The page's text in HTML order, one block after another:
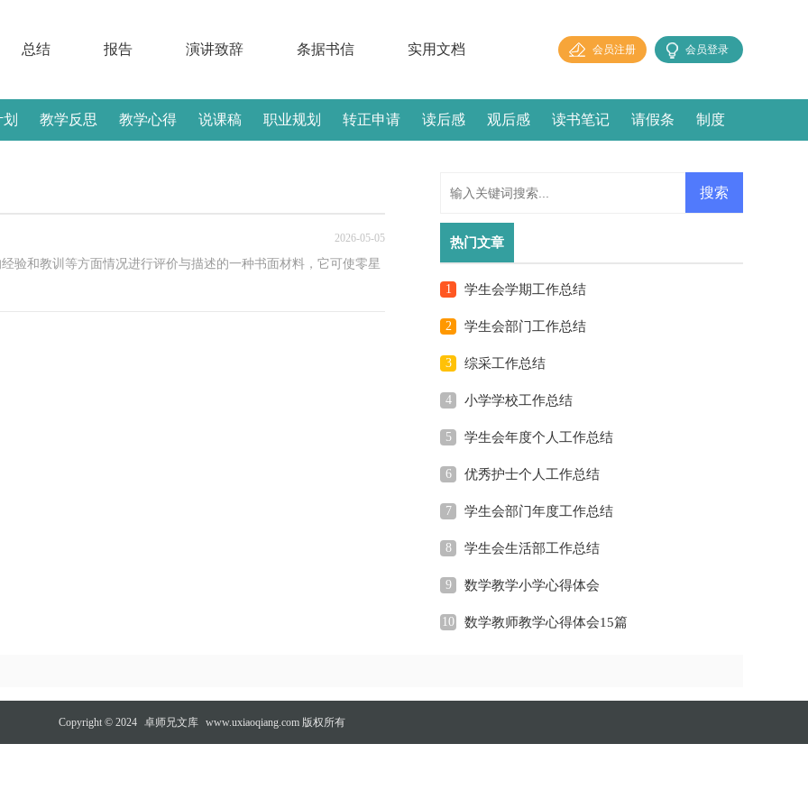
总结 报告 演讲致辞 条据书信 实用文档 会员登录
会员注册
教学反思 教学心得 说课稿 职业规划 转正申请 读后感 观后感 读书笔记 请假条 制度
2026-05-05
验和教训等方面情况进行评价与描述的一种书面材料，它可使零星
热门文章
1 学生会学期工作总结
2 学生会部门工作总结
3 综采工作总结
4 小学学校工作总结
5 学生会年度个人工作总结
6 优秀护士个人工作总结
7 学生会部门年度工作总结
8 学生会生活部工作总结
9 数学教学小学心得体会
10 数学教师教学心得体会15篇
Copyright © 2024 卓师兄文库 www.uxiaoqiang.com 版权所有